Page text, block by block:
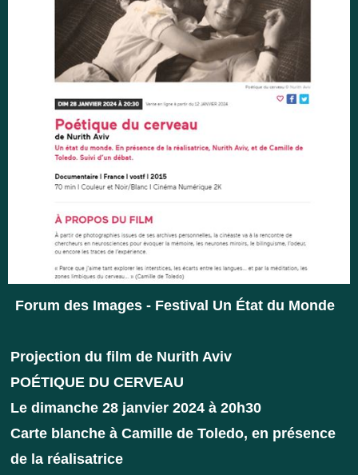
Grand Prix national de l'essai,
traduit du grec par Loïc Marcou
Forum des Images - Festival Un État du Monde
Projection du film de Nurith Aviv
POÉTIQUE DU CERVEAU
Le dimanche 28 janvier 2024 à 20h30
Carte blanche à Camille de Toledo, en présence
de la réalisatrice